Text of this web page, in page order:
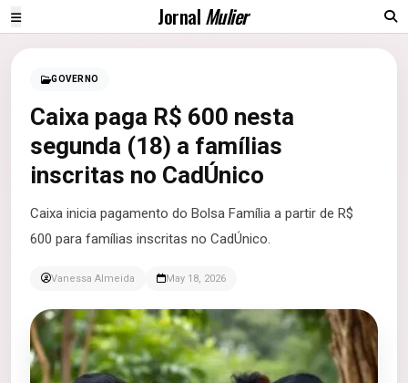
JornalMulier
GOVERNO
Caixa paga R$ 600 nesta
segunda (18) a famílias
inscritas no CadÚnico
Caixa inicia pagamento do Bolsa Família a partir de R$
600 para famílias inscritas no CadÚnico.
Vanessa Almeida May 18, 2026